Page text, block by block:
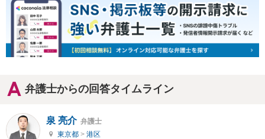
弁護士からの回答タイムライン
泉 亮介 弁護士
東京都 > 港区